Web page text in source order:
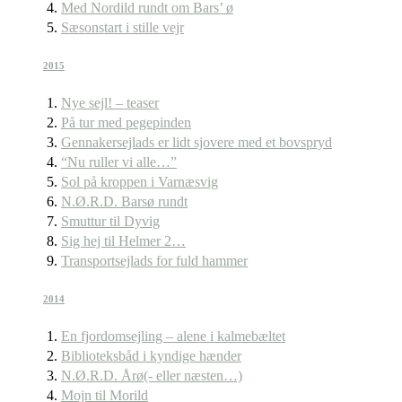
Med Nordild rundt om Bars’ ø
Sæsonstart i stille vejr
2015
Nye sejl! – teaser
På tur med pegepinden
Gennakersejlads er lidt sjovere med et bovspryd
“Nu ruller vi alle…”
Sol på kroppen i Varnæsvig
N.Ø.R.D. Barsø rundt
Smuttur til Dyvig
Sig hej til Helmer 2…
Transportsejlads for fuld hammer
2014
En fjordomsejling – alene i kalmebæltet
Biblioteksbåd i kyndige hænder
N.Ø.R.D. Årø(- eller næsten…)
Mojn til Morild